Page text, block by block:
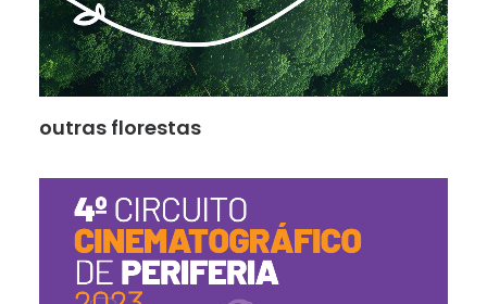
outras florestas